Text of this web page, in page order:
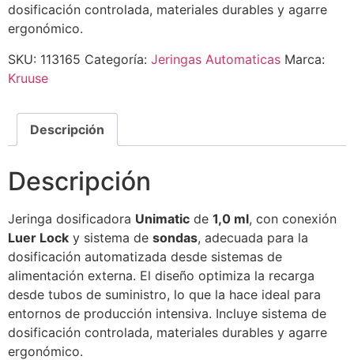
dosificación controlada, materiales durables y agarre
ergonómico.
SKU: 113165 Categoría: Jeringas Automaticas Marca:
Kruuse
Descripción
Descripción
Jeringa dosificadora Unimatic de 1,0 ml, con conexión
Luer Lock y sistema de sondas, adecuada para la
dosificación automatizada desde sistemas de
alimentación externa. El diseño optimiza la recarga
desde tubos de suministro, lo que la hace ideal para
entornos de producción intensiva. Incluye sistema de
dosificación controlada, materiales durables y agarre
ergonómico.